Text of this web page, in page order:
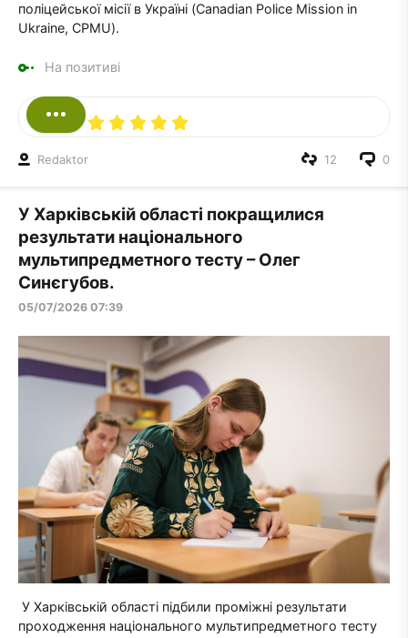
поліцейської місії в Україні (Canadian Police Mission in
Ukraine, CPMU).
На позитиві
Redaktor 0
12
У Харківській області покращилися
результати національного
мультипредметного тесту – Олег
Синєгубов.
05/07/2026 07:39
У Харківській області підбили проміжні результати
проходження національного мультипредметного тесту